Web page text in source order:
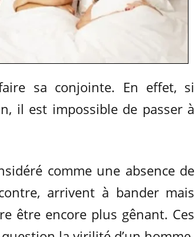
sa conjointe. En effet, si
il est impossible de passer à
comme une absence de
arrivent à bander mais
être encore plus gênant. Ces